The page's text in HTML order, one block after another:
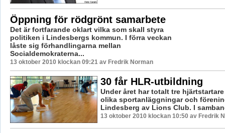
Öppning för rödgrönt samarbete
Det är fortfarande oklart vilka som skall styra
politiken i Lindesbergs kommun. I förra veckan
låste sig förhandlingarna mellan
Socialdemokraterna...
13 oktober 2010 klockan 09:21 av Fredrik Norman
30 får HLR-utbildning
Under året har totalt tre
olika sportanläggningar och
Lindesberg av Lions Club. I
13 oktober 2010 klockan 10:50 av Fredrik